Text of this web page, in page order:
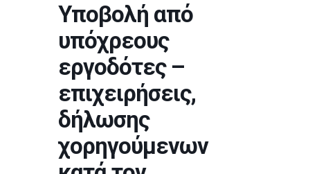
Υποβολή από
υπόχρεους
εργοδότες –
επιχειρήσεις,
δήλωσης
χορηγούμενων